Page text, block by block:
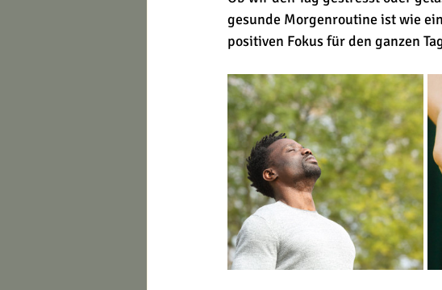
gesunde Morgenroutine ist wie
positiven Fokus für den ganzen